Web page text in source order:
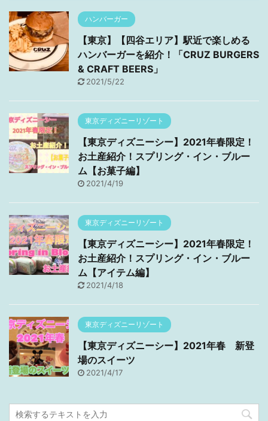
ハンバーガー
【東京】【四谷エリア】駅近で楽しめる
ハンバーガーを紹介！「CRUZ BURGERS
& CRAFT BEERS」
2021/5/22
東京ディズニーリゾート
【東京ディズニーシー】2021年春限定！
お土産紹介！スプリング・イン・ブルー
ム【お菓子編】
2021/4/19
東京ディズニーリゾート
【東京ディズニーシー】2021年春限定！
お土産紹介！スプリング・イン・ブルー
ム【アイテム編】
2021/4/18
東京ディズニーリゾート
【東京ディズニーシー】2021年春 新登
場のスイーツ
2021/4/17